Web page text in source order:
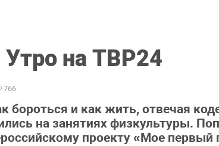
на ТВР24
766
бороться и как жить, отвечая
на занятиях физкультуры.
проекту «Мое